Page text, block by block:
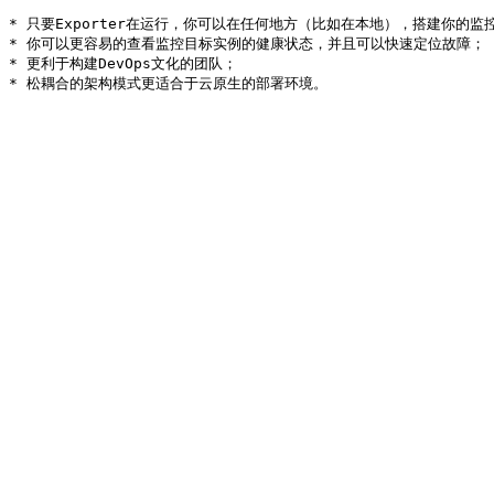
* 只要Exporter在运行，你可以在任何地方（比如在本地），搭建你的监
* 你可以更容易的查看监控目标实例的健康状态，并且可以快速定位故障；
* 更利于构建DevOps文化的团队；